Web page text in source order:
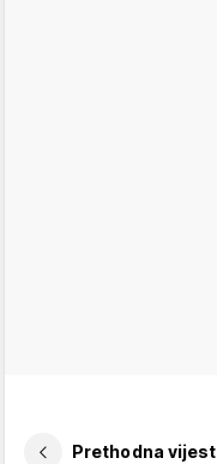
Prethodna vijest